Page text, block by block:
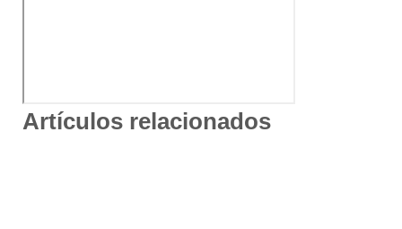
Artículos relacionados